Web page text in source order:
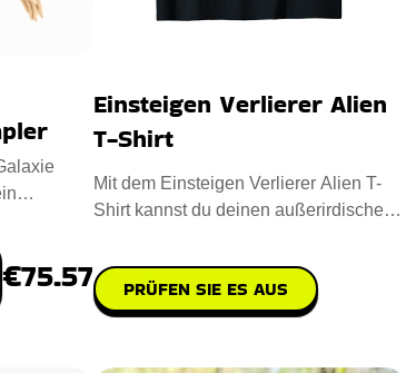
€75.57
Einsteigen Verlierer Alien
T-Shirt
Mit dem Einsteigen Verlierer Alien T-
Shirt kannst du deinen außerirdischen
PRÜFEN SIE ES AUS